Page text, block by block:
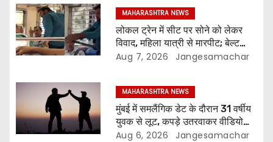
MAHARASHTRA NEWS
लोकल ट्रेन में सीट पर सोने को लेकर
विवाद, महिला यात्री से मारपीट; बेल्ट
दिखाकर धमकाने का आरोप
Aug 7, 2026 Jangesamachar
MAHARASHTRA NEWS
मुंबई में समलैंगिक डेट के दौरान 31 वर्षीय
युवक से लूट, कपड़े उतरवाकर वीडियो
बनाने का आरोप
Aug 6, 2026 Jangesamachar